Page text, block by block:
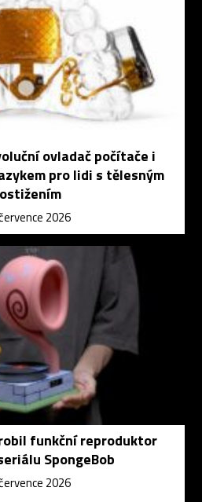
ovladač počítače i
pro lidi s tělesným
2026
funkční reproduktor
SpongeBob
2026